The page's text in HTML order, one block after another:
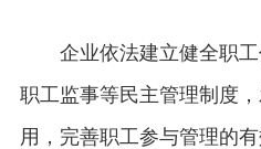
企业依法建立健全职工
职工监事等民主管理制度
用，完善职工参与管理的有